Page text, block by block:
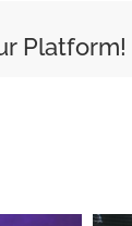
Platform!